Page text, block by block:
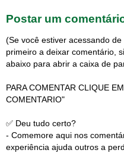
Postar um
(Se você estiver acessando
primeiro a deixar comentário,
abaixo para abrir a caixa de
PARA COMENTAR CLIQUE
COMENTARIO"
✅ Deu tudo certo?
- Comemore aqui nos
experiência ajuda outros a